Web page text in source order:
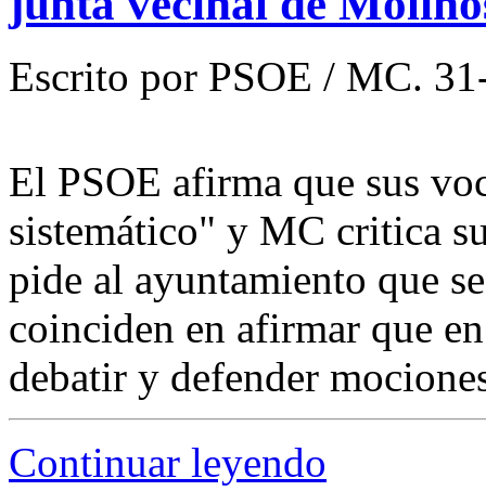
Escrito por PSOE / MC.
El PSOE afirma que sus
sistemático" y MC critica
pide al ayuntamiento que
coinciden en afirmar que
debatir y defender
Continuar leyendo